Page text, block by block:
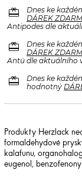
redeem
Dnes ke
DÁREK
Antipodes dle
redeem
Dnes ke
DÁREK
Antü dle aktuálního
redeem
Dnes ke
hodnotný
Produkty Herzlack
formaldehydové
kalafunu,
eugenol,